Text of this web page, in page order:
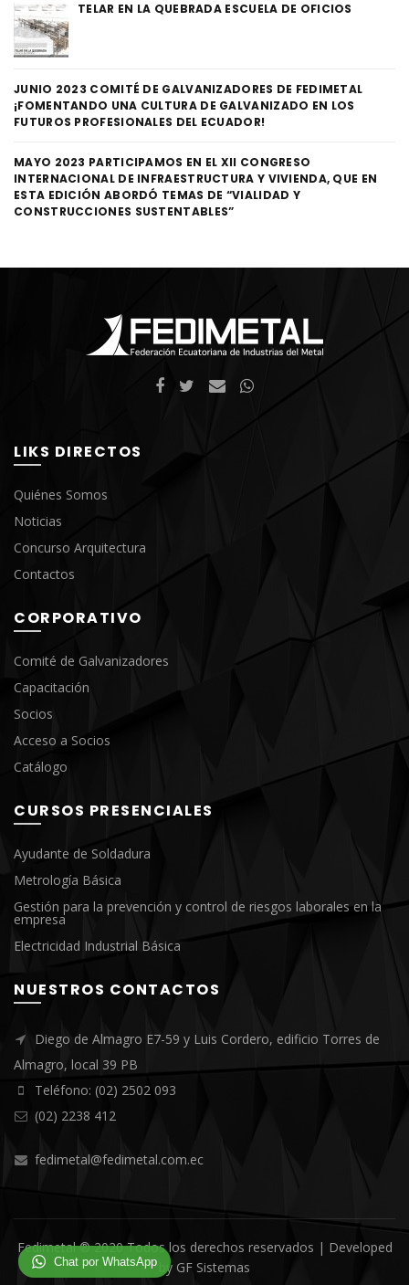
TELAR EN LA QUEBRADA ESCUELA DE OFICIOS
JUNIO 2023 COMITÉ DE GALVANIZADORES DE FEDIMETAL
¡FOMENTANDO UNA CULTURA DE GALVANIZADO EN LOS
FUTUROS PROFESIONALES DEL ECUADOR!
MAYO 2023 PARTICIPAMOS EN EL XII CONGRESO
INTERNACIONAL DE INFRAESTRUCTURA Y VIVIENDA, QUE EN
ESTA EDICIÓN ABORDÓ TEMAS DE “VIALIDAD Y
CONSTRUCCIONES SUSTENTABLES”
LIKS DIRECTOS
Quiénes Somos
Noticias
Concurso Arquitectura
Contactos
CORPORATIVO
Comité de Galvanizadores
Capacitación
Socios
Acceso a Socios
Catálogo
CURSOS PRESENCIALES
Ayudante de Soldadura
Metrología Básica
Gestión para la prevención y control de riesgos laborales en la
empresa
Electricidad Industrial Básica
NUESTROS CONTACTOS
Diego de Almagro E7-59 y Luis Cordero, edificio Torres de
Almagro, local 39 PB
Teléfono: (02) 2502 093
(02) 2238 412
fedimetal@fedimetal.com.ec
Fedimetal ® 2020 Todos los derechos reservados | Developed
by GF Sistemas
Chat por WhatsApp